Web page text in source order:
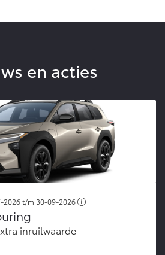
en acties
2026t/m 30-09-2026
inruilwaarde